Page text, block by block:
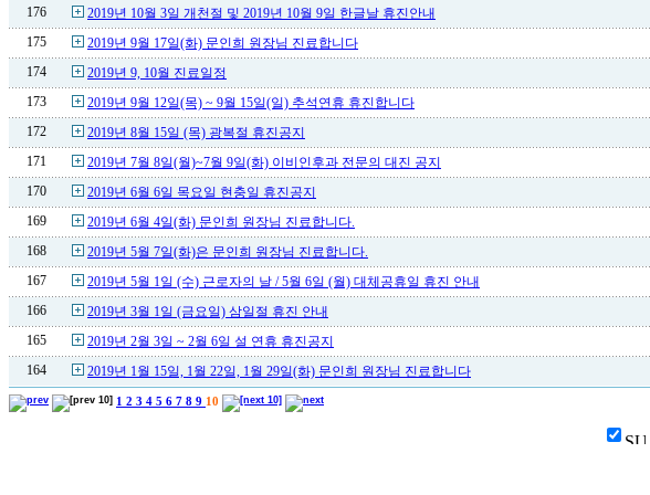
176
2019년 10월 3일 개천절 및 2019년 10월 9일 한글날 휴진안내
175
2019년 9월 17일(화) 문인희 원장님 진료합니다
174
2019년 9, 10월 진료일정
173
2019년 9월 12일(목) ~ 9월 15일(일) 추석연휴 휴진합니다
172
2019년 8월 15일 (목) 광복절 휴진공지
171
2019년 7월 8일(월)~7월 9일(화) 이비인후과 전문의 대진 공지
170
2019년 6월 6일 목요일 현충일 휴진공지
169
2019년 6월 4일(화) 문인희 원장님 진료합니다.
168
2019년 5월 7일(화)은 문인희 원장님 진료합니다.
167
2019년 5월 1일 (수) 근로자의 날 / 5월 6일 (월) 대체공휴일 휴진 안내
166
2019년 3월 1일 (금요일) 삼일절 휴진 안내
165
2019년 2월 3일 ~ 2월 6일 설 연휴 휴진공지
164
2019년 1월 15일, 1월 22일, 1월 29일(화) 문인희 원장님 진료합니다
1 2 3 4 5 6 7 8 9 10